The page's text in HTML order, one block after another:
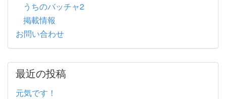
うちのバッチャ2
掲載情報
お問い合わせ
最近の投稿
元気です！